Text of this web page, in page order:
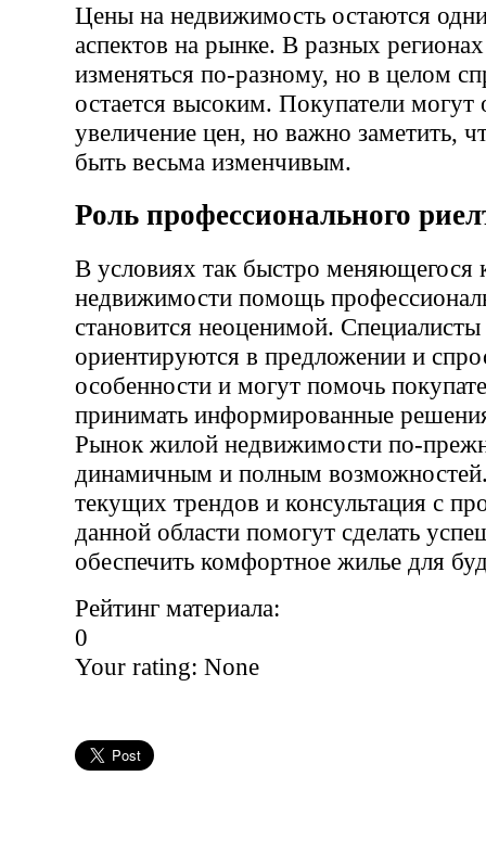
Цены на недвижимость остаются
аспектов на рынке. В разных
изменяться по-разному, но в целом
остается высоким. Покупатели могут
увеличение цен, но важно заметить,
быть весьма изменчивым.
Роль профессионального
В условиях так быстро меняющегося
недвижимости помощь
становится неоценимой.
ориентируются в предложении и
особенности и могут помочь
принимать информированные
Рынок жилой недвижимости по-
динамичным и полным
текущих трендов и консультация с
данной области помогут сделать
обеспечить комфортное жилье для
Рейтинг материала:
0
Your rating: None